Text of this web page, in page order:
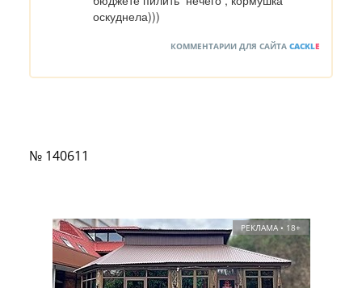
оскуднела)))
КОММЕНТАРИИ ДЛЯ САЙТА CACKLE
№ 140611
РЕКЛАМА • 18+